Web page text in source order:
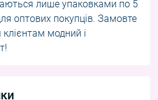
лише упаковками по 5
оптових покупців. Замовте
клієнтам модний і